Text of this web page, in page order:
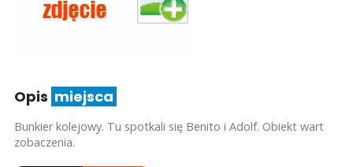
Opis miejsca
Bunkier kolejowy. Tu spotkali się Benito i Adolf. Obiekt wart
zobaczenia.